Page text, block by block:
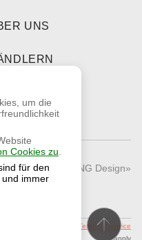
UNS
© 2026 «RNG Design»
Terms of Service
apply
um die
Cookies zu
für den
immer